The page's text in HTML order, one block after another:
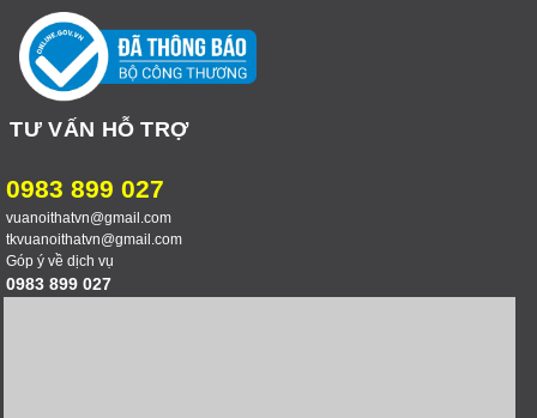
TƯ VẤN HỖ TRỢ
0983 899 027
vuanoithatvn@gmail.com
tkvuanoithatvn@gmail.com
Góp ý về dịch vụ
0983 899 027